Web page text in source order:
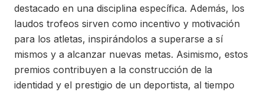
destacado en una disciplina específica. Además, los
laudos trofeos sirven como incentivo y motivación
para los atletas, inspirándolos a superarse a sí
mismos y a alcanzar nuevas metas. Asimismo, estos
premios contribuyen a la construcción de la
identidad y el prestigio de un deportista, al tiempo